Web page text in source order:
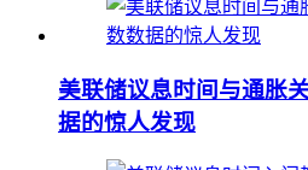
美联储议息时间与通胀
据的惊人发现